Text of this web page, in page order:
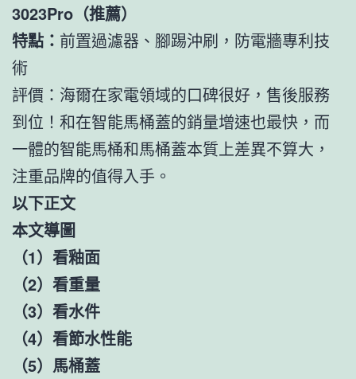
3023Pro（推薦）
特點： 前置過濾器、腳踢沖刷，防電牆專利技
術
評價：海爾在家電領域的口碑很好，售後服務
到位！和在智能馬桶蓋的銷量增速也最快，而
一體的智能馬桶和馬桶蓋本質上差異不算大，
注重品牌的值得入手。
以下正文
本文導圖
（1）看釉面
（2）看重量
（3）看水件
（4）看節水性能
（5）馬桶蓋